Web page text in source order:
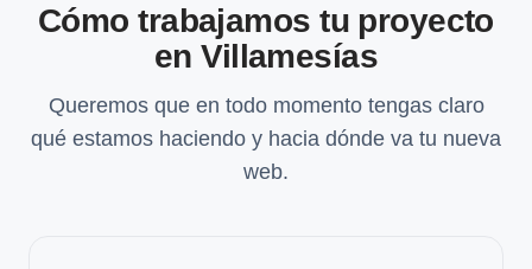
Cómo trabajamos tu proyecto
en Villamesías
Queremos que en todo momento tengas claro
qué estamos haciendo y hacia dónde va tu nueva
web.